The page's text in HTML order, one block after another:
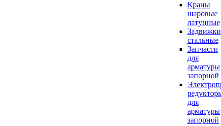
Краны
шаровые
латунные
Задвижки
стальные
Запчасти
для
арматуры
запорной
для
арматуры
запорной